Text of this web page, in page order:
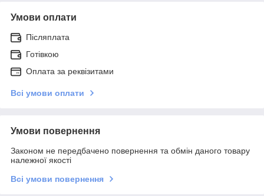
Умови оплати
Післяплата
Готівкою
Оплата за реквізитами
Всі умови оплати
Умови повернення
Законом не передбачено повернення та обмін даного товару
належної якості
Всі умови повернення